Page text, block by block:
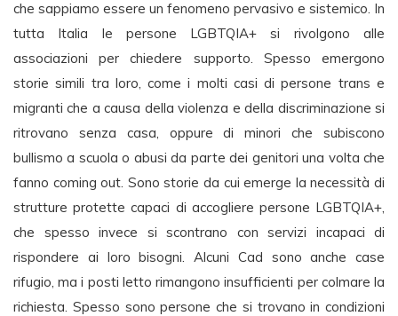
che sappiamo essere un fenomeno pervasivo e sistemico. In
tutta Italia le persone LGBTQIA+ si rivolgono alle
associazioni per chiedere supporto. Spesso emergono
storie simili tra loro, come i molti casi di persone trans e
migranti che a causa della violenza e della discriminazione si
ritrovano senza casa, oppure di minori che subiscono
bullismo a scuola o abusi da parte dei genitori una volta che
fanno coming out. Sono storie da cui emerge la necessità di
strutture protette capaci di accogliere persone LGBTQIA+,
che spesso invece si scontrano con servizi incapaci di
rispondere ai loro bisogni. Alcuni Cad sono anche case
rifugio, ma i posti letto rimangono insufficienti per colmare la
richiesta. Spesso sono persone che si trovano in condizioni